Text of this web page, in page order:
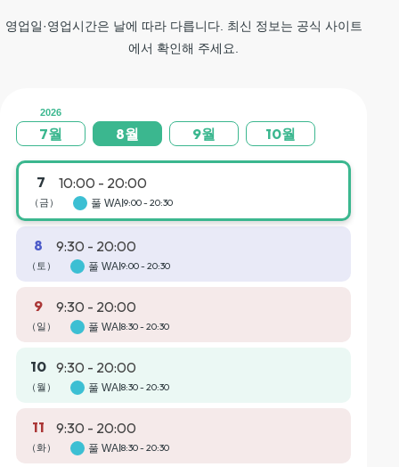
영업일·영업시간은 날에 따라 다릅니다. 최신 정보는 공식 사이트
에서 확인해 주세요.
2026
7월 8월 9월 10월
7
（금）
10:00 - 20:00
풀 WAI 9:00 - 20:30
8
（토）
9:30 - 20:00
풀 WAI 9:00 - 20:30
9
（일）
9:30 - 20:00
풀 WAI 8:30 - 20:30
10
（월）
9:30 - 20:00
풀 WAI 8:30 - 20:30
11
（화）
9:30 - 20:00
풀 WAI 8:30 - 20:30